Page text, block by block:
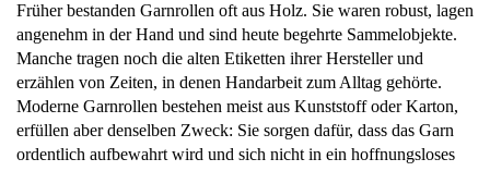
Früher bestanden Garnrollen oft aus Holz. Sie waren robust, lagen
angenehm in der Hand und sind heute begehrte Sammelobjekte.
Manche tragen noch die alten Etiketten ihrer Hersteller und
erzählen von Zeiten, in denen Handarbeit zum Alltag gehörte.
Moderne Garnrollen bestehen meist aus Kunststoff oder Karton,
erfüllen aber denselben Zweck: Sie sorgen dafür, dass das Garn
ordentlich aufbewahrt wird und sich nicht in ein hoffnungsloses